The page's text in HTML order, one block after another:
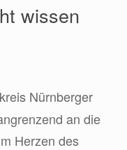
wissen
Nürnberger
an die
Herzen des